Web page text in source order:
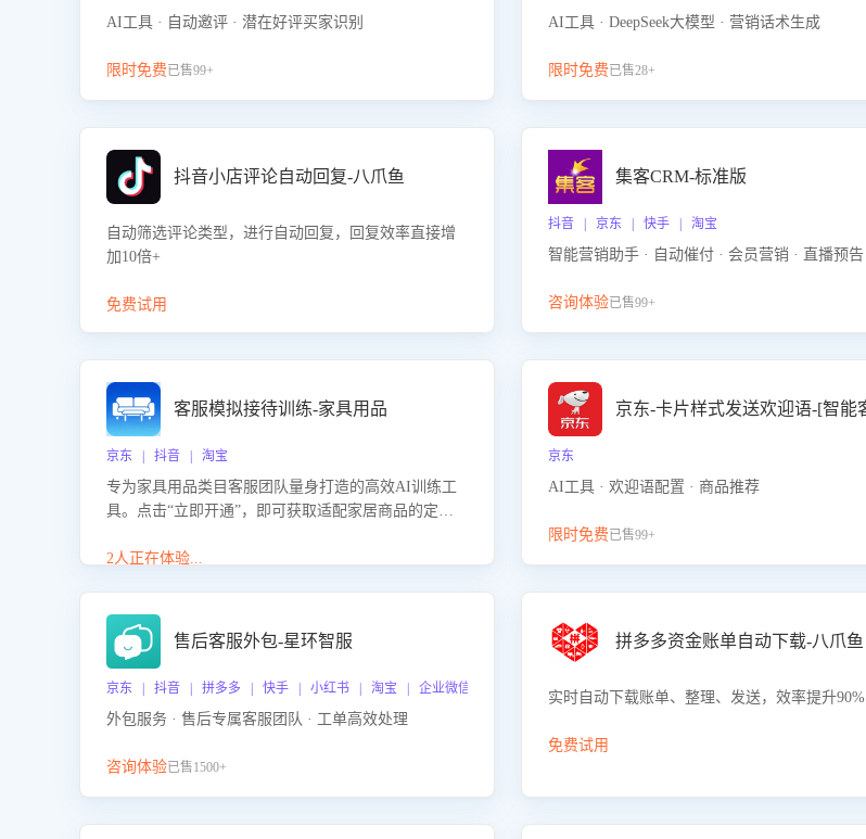
AI工具 · 自动邀评 · 潜在好评买家识别
限时免费已售99+
AI工具 · DeepSeek大模型 · 营销话术生成
限时免费已售28+
抖音小店评论自动回复-八爪鱼
自动筛选评论类型，进行自动回复，回复效率直接增
加10倍+
免费试用
集客CRM-标准版
抖音 | 京东 | 快手 | 淘宝
智能营销助手 · 自动催付 · 会员营销 · 直播预告
咨询体验已售99+
客服模拟接待训练-家具用品
京东 | 抖音 | 淘宝
专为家具用品类目客服团队量身打造的高效AI训练工
具。点击“立即开通”，即可获取适配家居商品的定制
客服在家具用品功能、尺寸参数咨询等高频场景下的
2人正在体验...
京东
AI工具 · 欢迎语配置 · 商品推荐
限时免费已售99+
售后客服外包-星环智服
京东 | 抖音 | 拼多多 | 快手 | 小红书 | 淘宝 | 企业微信
外包服务 · 售后专属客服团队 · 工单高效处理
咨询体验已售1500+
拼多多资金账单自动下载-八爪鱼
实时自动下载账单、整理、发送，效率提升90%
免费试用